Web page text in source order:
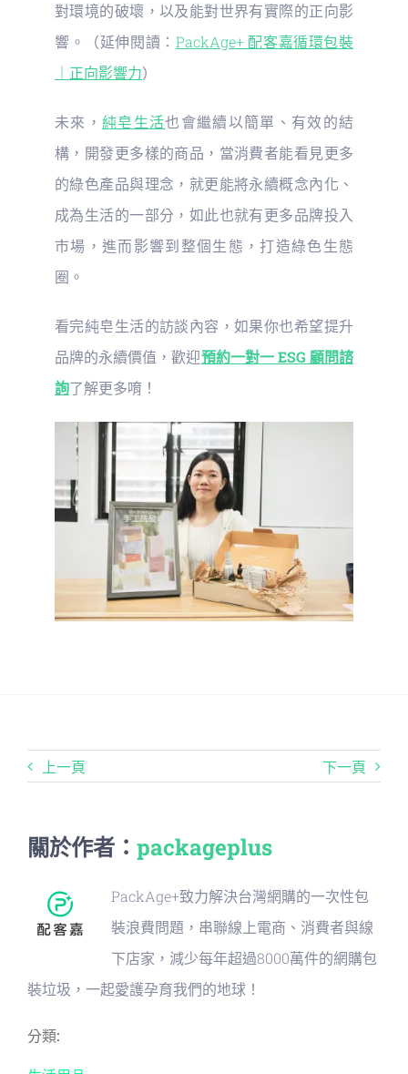
對環境的破壞，以及能對世界有實際的正向影
響。（延伸閱讀： PackAge+ 配客嘉循環包裝
｜正向影響力）
未來， 純皂生活也會繼續以簡單、有效的結
構，開發更多樣的商品，當消費者能看見更多
的綠色產品與理念，就更能將永續概念內化、
成為生活的一部分，如此也就有更多品牌投入
市場，進而影響到整個生態，打造綠色生態
圈。
看完純皂生活的訪談內容，如果你也希望提升
品牌的永續價值，歡迎預約一對一 ESG 顧問諮
詢了解更多唷！
上一頁 下一頁
關於作者： packageplus
PackAge+致力解決台灣網購的一次性包
裝浪費問題，串聯線上電商、消費者與線
下店家，減少每年超過8000萬件的網購包
裝垃圾，一起愛護孕育我們的地球！
分類: